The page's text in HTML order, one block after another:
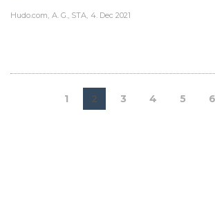
Hudo.com A. G., STA 4. Dec 2021
1 2 3 4 5 6